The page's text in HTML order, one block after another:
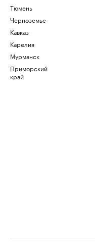
Тюмень
Черноземье
Кавказ
Карелия
Мурманск
Приморский
край